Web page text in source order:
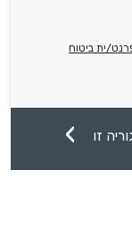
ית ביטוח
זו